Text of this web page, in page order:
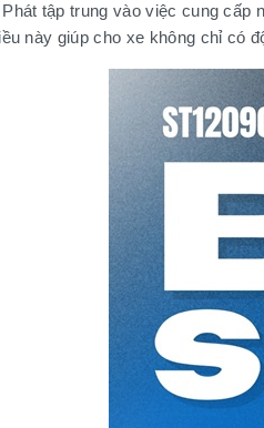
tập trung vào việc cung cấp
này giúp cho xe không chỉ có